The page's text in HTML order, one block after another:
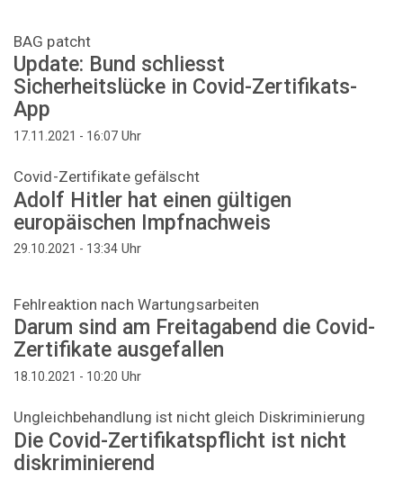
BAG patcht
Update: Bund schliesst
Sicherheitslücke in Covid-Zertifikats-
App
17.11.2021 - 16:07 Uhr
Covid-Zertifikate gefälscht
Adolf Hitler hat einen gültigen
europäischen Impfnachweis
29.10.2021 - 13:34 Uhr
Fehlreaktion nach Wartungsarbeiten
Darum sind am Freitagabend die Covid-
Zertifikate ausgefallen
18.10.2021 - 10:20 Uhr
Ungleichbehandlung ist nicht gleich Diskriminierung
Die Covid-Zertifikatspflicht ist nicht
diskriminierend